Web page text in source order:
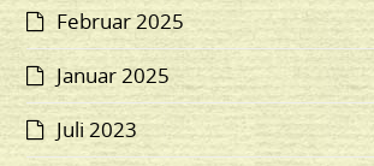
Februar 2025
Januar 2025
Juli 2023